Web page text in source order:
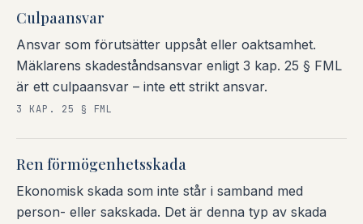
Culpaansvar
Ansvar som förutsätter uppsåt eller oaktsamhet.
Mäklarens skadeståndsansvar enligt 3 kap. 25 § FML
är ett culpaansvar – inte ett strikt ansvar.
3 KAP. 25 § FML
Ren förmögenhetsskada
Ekonomisk skada som inte står i samband med
person- eller sakskada. Det är denna typ av skada